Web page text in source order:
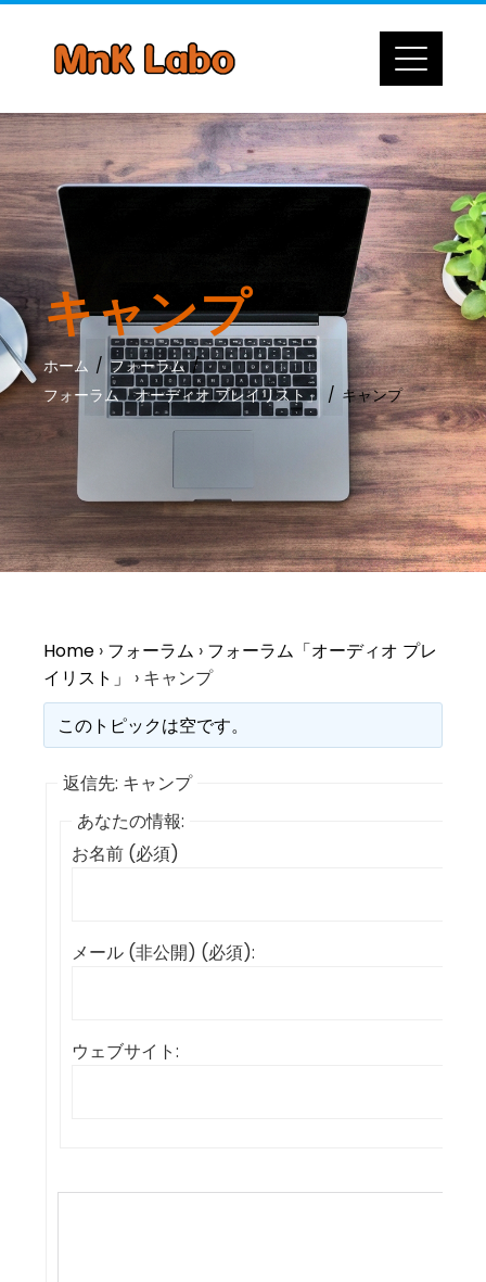
content
キャンプ
ホーム
フォーラム
フォーラム「オーディオ プレイリスト」
キャンプ
Home › フォーラム › フォーラム「オーディオ プレ
イリスト」
› キャンプ
このトピックは空です。
返信先: キャンプ
あなたの情報:
お名前 (必須)
メール (非公開) (必須):
ウェブサイト: